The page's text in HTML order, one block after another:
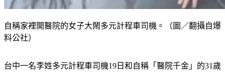
自稱家裡開醫院的女子大鬧多元計程車司機。（圖／翻攝自爆
料公社）
台中一名李姓多元計程車司機19日和自稱「醫院千金」的31歲